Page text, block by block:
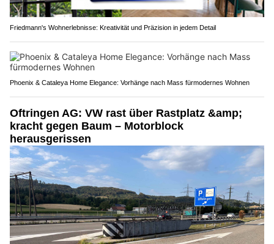
Friedmann's Wohnerlebnisse: Kreativität und Präzision in jedem Detail
Phoenix & Cataleya Home Elegance: Vorhänge nach Mass fürmodernes Wohnen
Oftringen AG: VW rast über Rastplatz &amp;
kracht gegen Baum – Motorblock
herausgerissen